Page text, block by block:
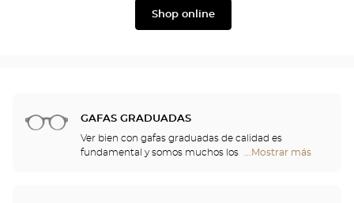
Shop online
GAFAS GRADUADAS
Ver bien con gafas graduadas de calidad es
fundamental y somos muchos los que...Mostrar más
tiendas